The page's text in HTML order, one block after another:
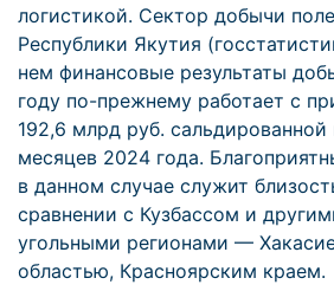
логистикой. Сектор добычи
Республики Якутия
нем финансовые результаты
году по-прежнему работает с
192,6 млрд руб.
месяцев 2024 года.
в данном случае служит
сравнении с Кузбассом и
угольными регионами —
областью, Красноярским краем.